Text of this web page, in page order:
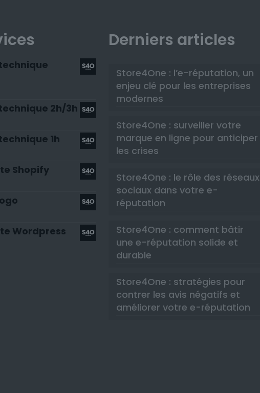
2h/3h
1h
Shopify
Wordpress
Derniers articles
Store4One : l’e-réputation, un
enjeu clé pour les entreprises
modernes
Store4One : surveiller votre
marque en ligne pour anticiper
les crises
Store4One : le rôle des réseaux
sociaux dans votre e-
réputation
Store4One : comment bâtir
une e-réputation solide et
durable
Store4One : stratégies pour
contrer les avis négatifs et
améliorer votre e-réputation